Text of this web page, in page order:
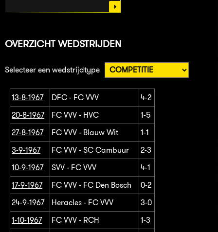
OVERZICHT WEDSTRIJDEN
Selecteer een wedstrijdtype
13-8-1967 DFC - FC VVV
4-2
20-8-1967
FC VVV - HVC
1-5
27-8-1967
FC VVV - Blauw Wit
1-1
3-9-1967
FC VVV - SC Cambuur
2-3
10-9-1967
SVV - FC VVV
4-1
17-9-1967
FC VVV - FC Den Bosch
0-2
24-9-1967
Heracles - FC VVV
3-0
1-10-1967
FC VVV - RCH
1-3